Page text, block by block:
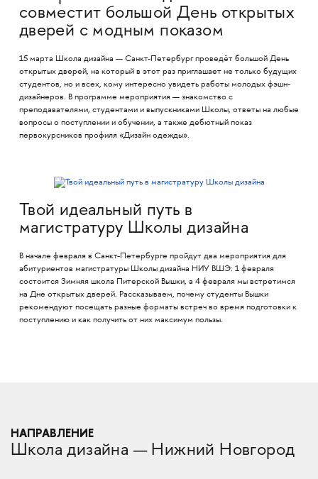
совместит большой День открытых
дверей с модным показом
15 марта Школа дизайна — Санкт-Петербург проведёт большой День
открытых дверей, на который в этот раз приглашает не только будущих
студентов, но и всех, кому интересно увидеть работы молодых фэшн-
дизайнеров. В программе мероприятия — знакомство с
преподавателями, студентами и выпускниками Школы, ответы на любые
вопросы о поступлении и обучении, а также дебютный показ
первокурсников профиля «Дизайн одежды».
Твой идеальный путь в
магистратуру Школы дизайна
В начале февраля в Санкт-Петербурге пройдут два мероприятия для
абитуриентов магистратуры Школы дизайна НИУ ВШЭ: 1 февраля
состоится Зимняя школа Питерской Вышки, а 4 февраля мы встретимся
на Дне открытых дверей. Рассказываем, почему студенты Вышки
рекомендуют посещать разные форматы встреч во время подготовки к
поступлению и как получить от них максимум пользы.
НАПРАВЛЕНИЕ
Школа дизайна — Нижний Новгород